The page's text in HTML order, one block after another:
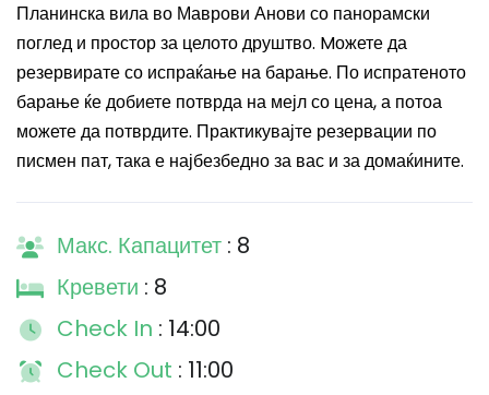
Планинска вила во Маврови Анови со панорамски
поглед и простор за целото друштво. Mожете да
резервирате со испраќање на барање. По испратеното
барање ќе добиете потврда на мејл со цена, а потоа
можете да потврдите. Практикувајте резервации по
писмен пат, така е најбезбедно за вас и за домаќините.
Макс. Капацитет : 8
Кревети : 8
Check In : 14:00
Check Out : 11:00